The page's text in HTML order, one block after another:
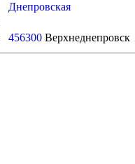
Днепровская
456300 Верхнеднепровск